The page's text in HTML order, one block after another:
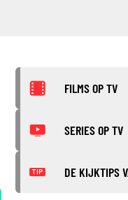
FILMS OP TV
SERIES OP TV
TIP DE KIJKTIPS